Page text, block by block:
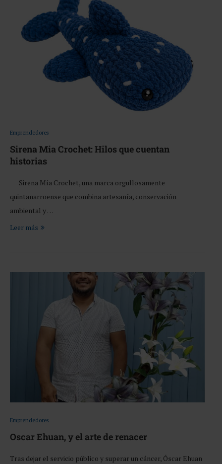
Emprendedores
Sirena Mia Crochet: Hilos que cuentan
historias
Sirena Mía Crochet, una marca orgullosamente
quintanarroense que combina artesanía, conservación
ambiental y …
Leer más
Emprendedores
Oscar Ehuan, y el arte de renacer
Tras dejar el servicio público y superar un cáncer, Óscar Ehuan